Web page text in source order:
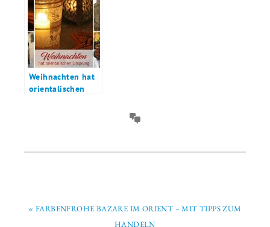
Weihnachten hat
orientalischen
« FARBENFROHE BAZARE IM ORIENT – MIT TIPPS ZUM
HANDELN